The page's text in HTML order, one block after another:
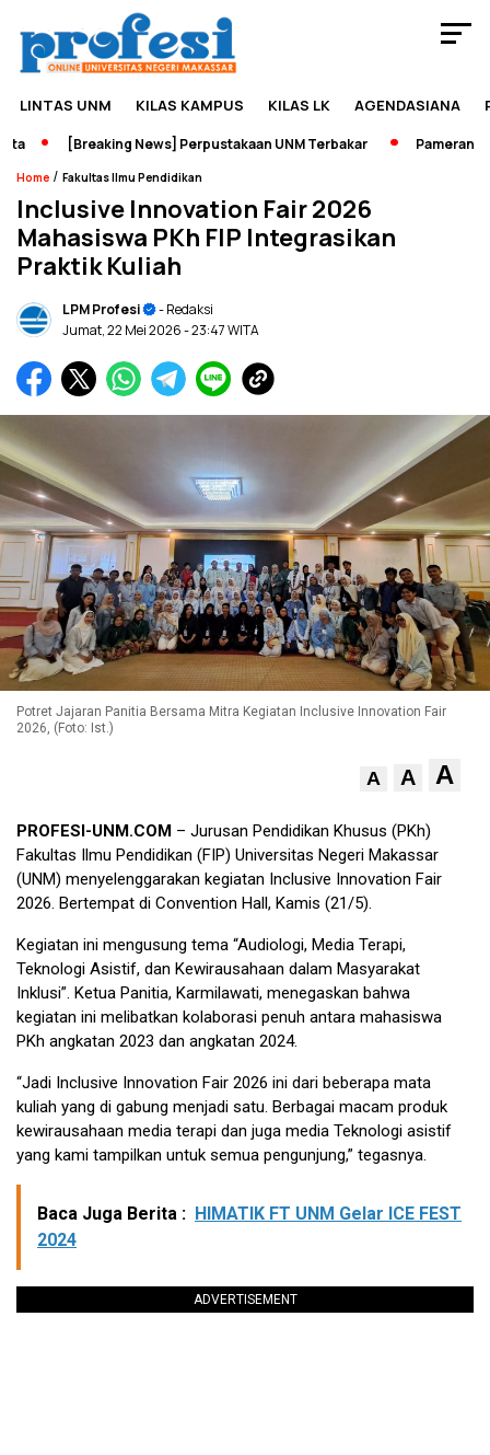
LINTAS UNM KILAS KAMPUS KILAS LK AGENDASIANA
[Breaking News] Perpustakaan UNM Terbakar Pameran
Home / Fakultas Ilmu Pendidikan
Inclusive Innovation Fair 2026
Mahasiswa PKh FIP Integrasikan
Praktik Kuliah
LPM Profesi
- Redaksi
Jumat, 22 Mei 2026- 23:47 WITA
Potret Jajaran Panitia Bersama Mitra Kegiatan Inclusive Innovation Fair
2026, (Foto: Ist.)
A A A
PROFESI-UNM.COM – Jurusan Pendidikan Khusus (PKh)
Fakultas Ilmu Pendidikan (FIP) Universitas Negeri Makassar
(UNM) menyelenggarakan kegiatan Inclusive Innovation Fair
2026. Bertempat di Convention Hall, Kamis (21/5).
Kegiatan ini mengusung tema “Audiologi, Media Terapi,
Teknologi Asistif, dan Kewirausahaan dalam Masyarakat
Inklusi”. Ketua Panitia, Karmilawati, menegaskan bahwa
kegiatan ini melibatkan kolaborasi penuh antara mahasiswa
PKh angkatan 2023 dan angkatan 2024.
“Jadi Inclusive Innovation Fair 2026 ini dari beberapa mata
kuliah yang di gabung menjadi satu. Berbagai macam produk
kewirausahaan media terapi dan juga media Teknologi asistif
yang kami tampilkan untuk semua pengunjung,” tegasnya.
Baca Juga Berita : HIMATIK FT UNM Gelar ICE FEST
2024
ADVERTISEMENT